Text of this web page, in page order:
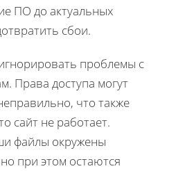
ПО до актуальных
сбои.
проблемы с
Права доступа могут
что также
сайт не работает.
файлы окружены
при этом остаются